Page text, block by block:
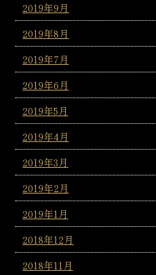
2019年9月
2019年8月
2019年7月
2019年6月
2019年5月
2019年4月
2019年3月
2019年2月
2019年1月
2018年12月
2018年11月